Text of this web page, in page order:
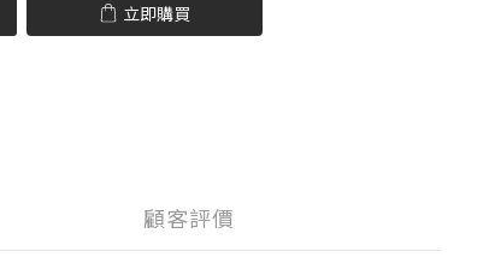
立即購買
顧客評價